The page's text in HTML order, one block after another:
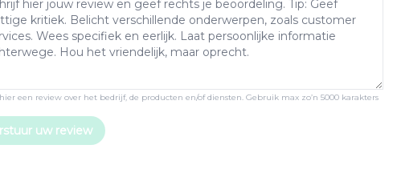
een review over het bedrijf, de producten en/of diensten. Gebruik max zo’n 5000 karakters
uw review